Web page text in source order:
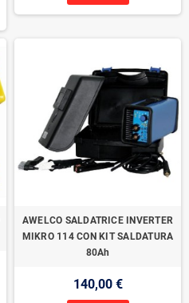
AWELCO SALDATRICE INVERTER
MIKRO 114 CON KIT SALDATURA
80Ah
140,00 €